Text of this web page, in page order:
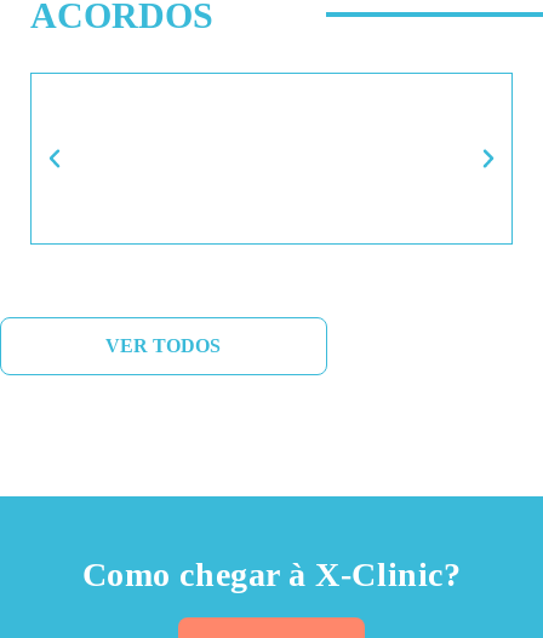
ACORDOS
VER TODOS
Como chegar à X-Clinic?